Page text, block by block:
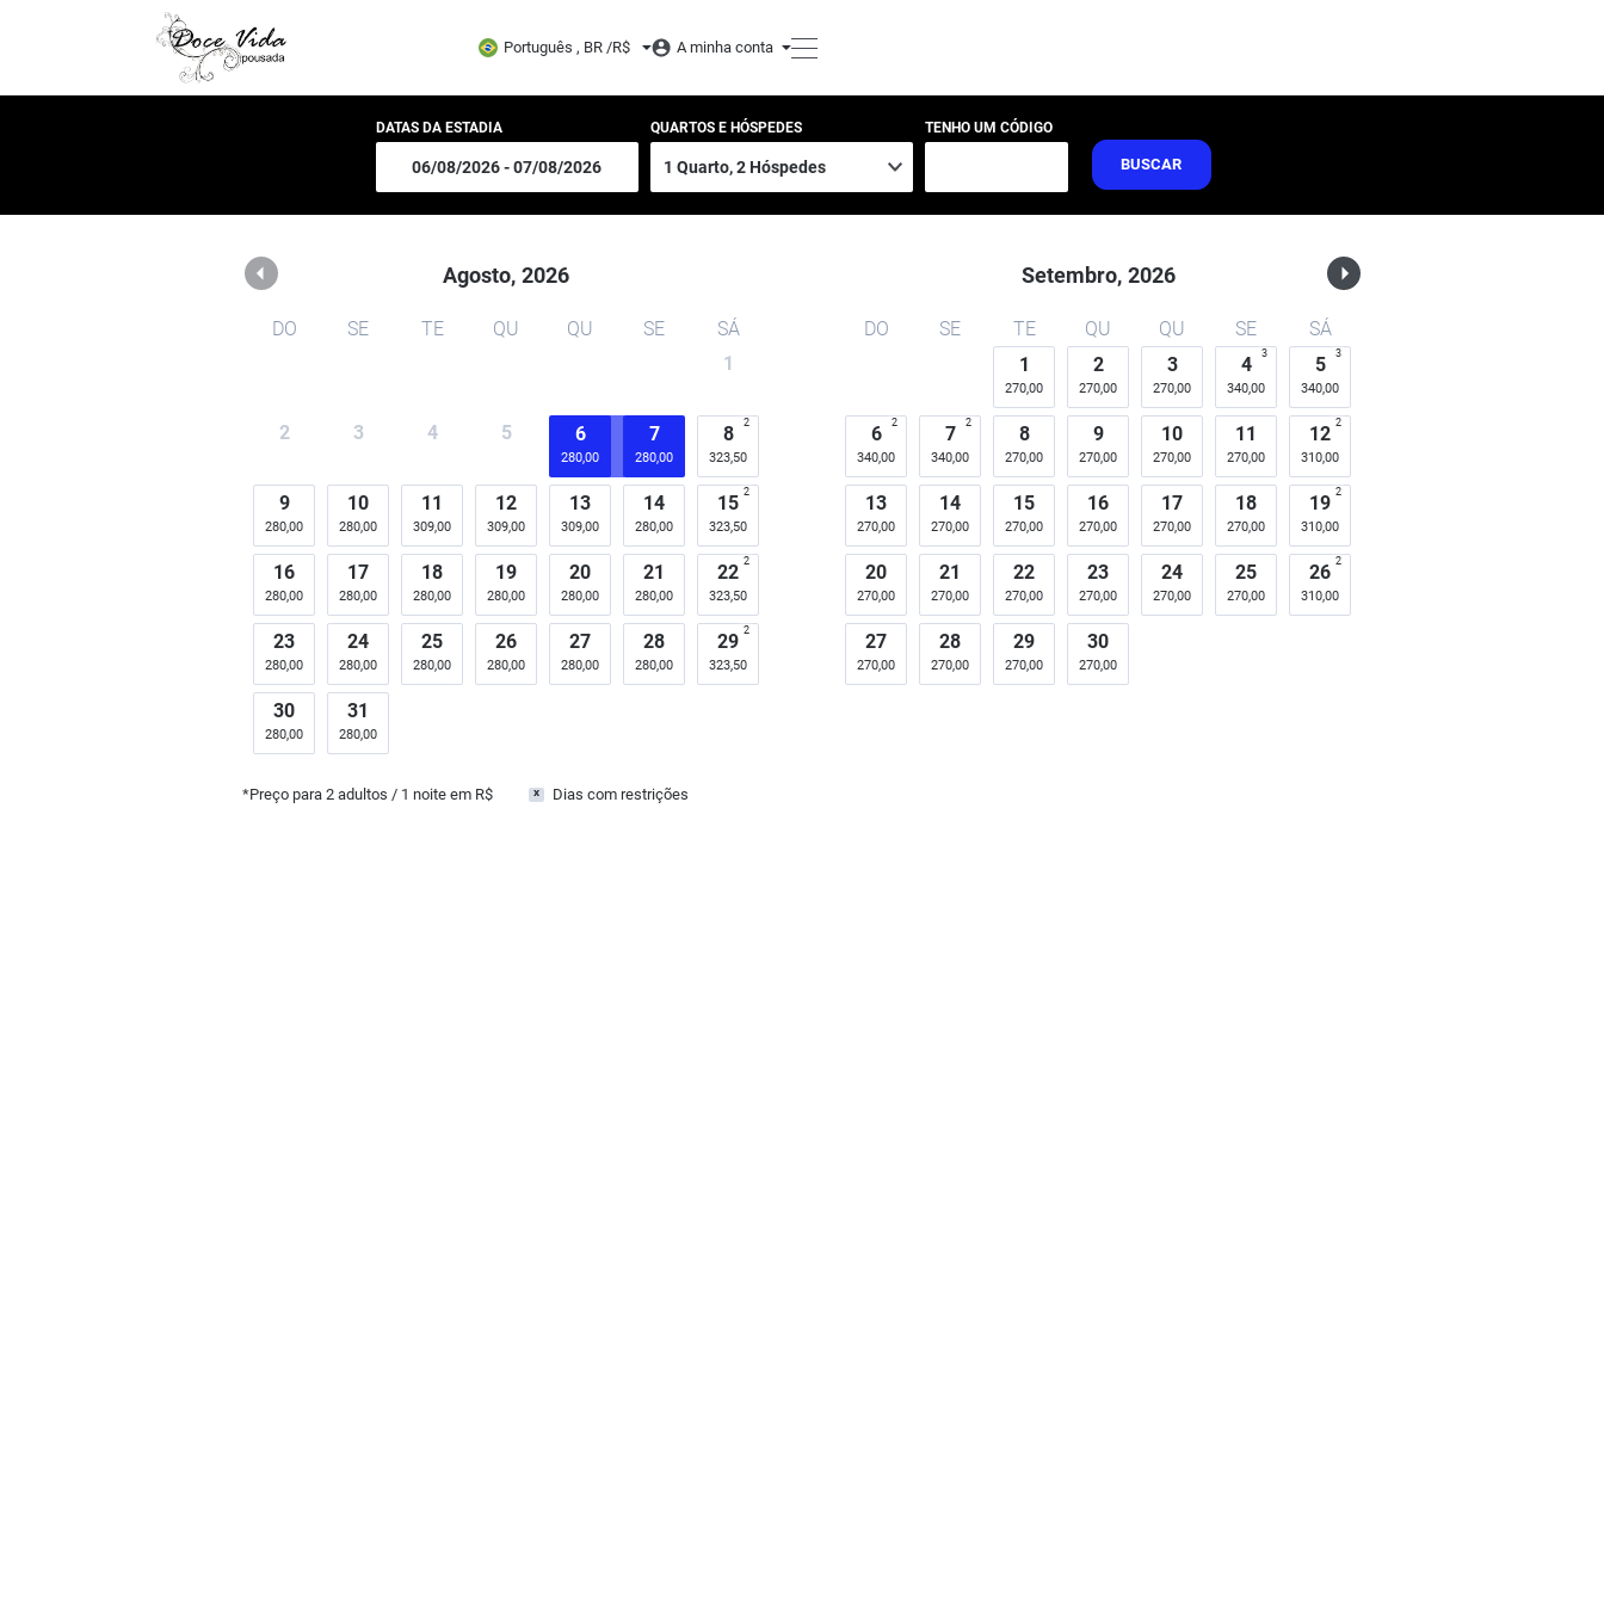
Pousada Doce Vida Português , BR /R$ A minha conta
DATAS DA ESTADIA QUARTOS E HÓSPEDES TENHO UM CÓDIGO
BUSCAR
Agosto, 2026
DO SE TE QU QU SE
SÁ
1
2 3 4 5 6
280,00
7
280,00
8
323,50
2
9
280,00
10
280,00
11
309,00
12
309,00
13
309,00
14
280,00
15
323,50
2
16
280,00
17
280,00
18
280,00
19
280,00
20
280,00
21
280,00
22
323,50
2
23
280,00
24
280,00
25
280,00
26
280,00
27
280,00
28
280,00
29
323,50
2
30
280,00
31
280,00
Setembro, 2026
DO SE TE QU QU SE
SÁ
1
270,00
2
270,00
3
270,00
4
340,00
3 5
340,00
3
6
340,00
2 7
340,00
2 8
270,00
9
270,00
10
270,00
11
270,00
12
310,00
2
13
270,00
14
270,00
15
270,00
16
270,00
17
270,00
18
270,00
19
310,00
2
20
270,00
21
270,00
22
270,00
23
270,00
24
270,00
25
270,00
26
310,00
2
27
270,00
28
270,00
29
270,00
30
270,00
*Preço para2 adultos / 1 noite em R$ x Dias com restrições